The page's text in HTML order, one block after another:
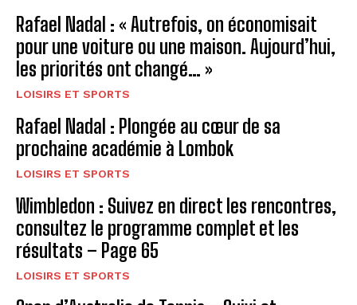
Rafael Nadal : « Autrefois, on économisait
pour une voiture ou une maison. Aujourd’hui,
les priorités ont changé… »
LOISIRS ET SPORTS
Rafael Nadal : Plongée au cœur de sa
prochaine académie à Lombok
LOISIRS ET SPORTS
Wimbledon : Suivez en direct les rencontres,
consultez le programme complet et les
résultats – Page 65
LOISIRS ET SPORTS